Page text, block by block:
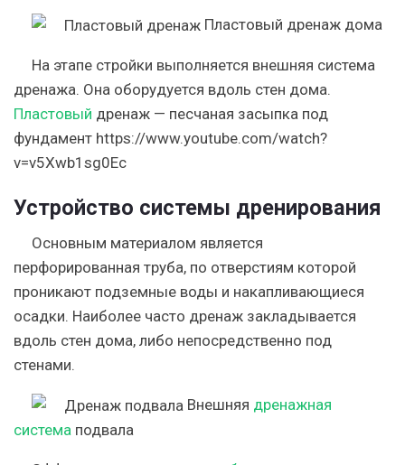
Пластовый дренаж дома
На этапе стройки выполняется внешняя система
дренажа. Она оборудуется вдоль стен дома.
Пластовый дренаж — песчаная засыпка под
фундамент https://www.youtube.com/watch?
v=v5Xwb1sg0Ec
Устройство системы дренирования
Основным материалом является
перфорированная труба, по отверстиям которой
проникают подземные воды и накапливающиеся
осадки. Наиболее часто дренаж закладывается
вдоль стен дома, либо непосредственно под
стенами.
Внешняя дренажная
система подвала